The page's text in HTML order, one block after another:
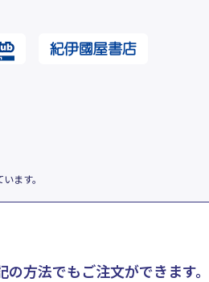
ます。
方法でもご注文ができます。